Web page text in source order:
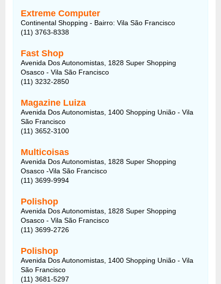
Extreme Computer
Continental Shopping - Bairro: Vila São Francisco
(11) 3763-8338
Fast Shop
Avenida Dos Autonomistas, 1828 Super Shopping
Osasco - Vila São Francisco
(11) 3232-2850
Magazine Luiza
Avenida Dos Autonomistas, 1400 Shopping União - Vila
São Francisco
(11) 3652-3100
Multicoisas
Avenida Dos Autonomistas, 1828 Super Shopping
Osasco -Vila São Francisco
(11) 3699-9994
Polishop
Avenida Dos Autonomistas, 1828 Super Shopping
Osasco - Vila São Francisco
(11) 3699-2726
Polishop
Avenida Dos Autonomistas, 1400 Shopping União - Vila
São Francisco
(11) 3681-5297